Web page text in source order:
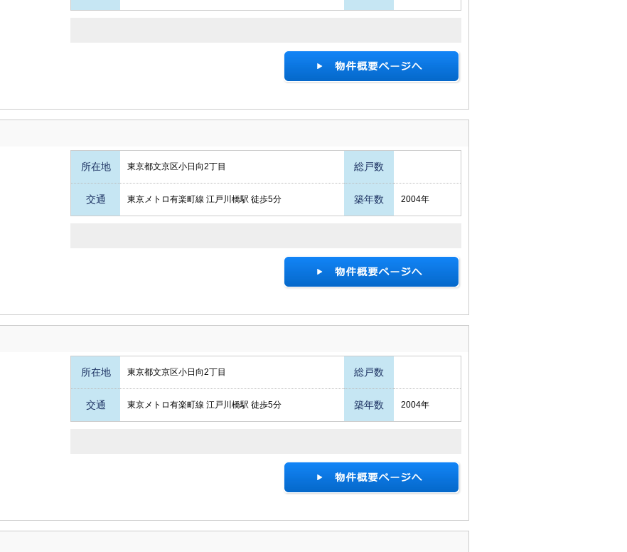
所在地 東京都文京区小日向2丁目 総戸数
交通 東京メトロ有楽町線 江戸川橋駅 徒歩5分 築年数 2004年
所在地 東京都文京区小日向2丁目 総戸数
交通 東京メトロ有楽町線 江戸川橋駅 徒歩5分 築年数 2004年